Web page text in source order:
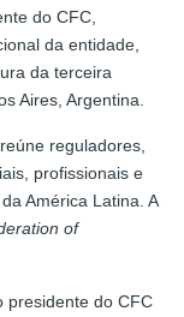
do CFC,
da entidade,
da terceira
Aires, Argentina.
reguladores,
profissionais e
América Latina. A
of
presidente do CFC